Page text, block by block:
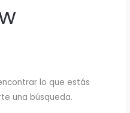
lo que estás
una búsqueda.